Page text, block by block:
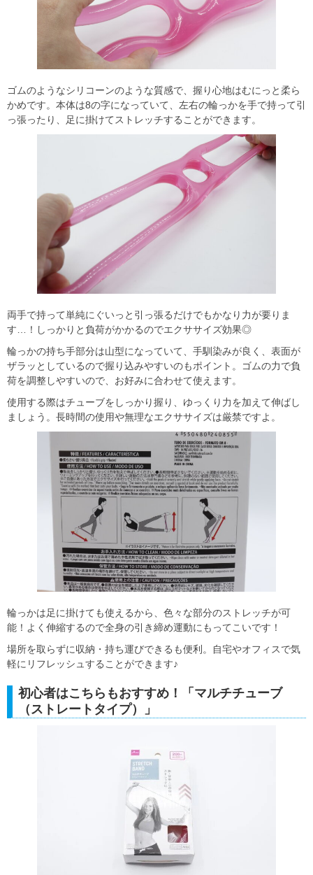
ゴムのようなシリコーンのような質感で、握り心地はむにっと柔ら
かめです。本体は8の字になっていて、左右の輪っかを手で持って引
っ張ったり、足に掛けてストレッチすることができます。
両手で持って単純にぐいっと引っ張るだけでもかなり力が要りま
す…！しっかりと負荷がかかるのでエクササイズ効果◎
輪っかの持ち手部分は山型になっていて、手馴染みが良く、表面が
ザラッとしているので握り込みやすいのもポイント。ゴムの力で負
荷を調整しやすいので、お好みに合わせて使えます。
使用する際はチューブをしっかり握り、ゆっくり力を加えて伸ばし
ましょう。長時間の使用や無理なエクササイズは厳禁ですよ。
輪っかは足に掛けても使えるから、色々な部分のストレッチが可
能！よく伸縮するので全身の引き締め運動にもってこいです！
場所を取らずに収納・持ち運びできるも便利。自宅やオフィスで気
軽にリフレッシュすることができます♪
初心者はこちらもおすすめ！「マルチチューブ
（ストレートタイプ）」